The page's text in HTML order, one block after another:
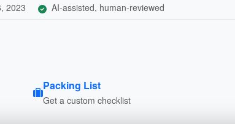
2023 AI-assisted, human-reviewed
Packing List
Get a custom checklist